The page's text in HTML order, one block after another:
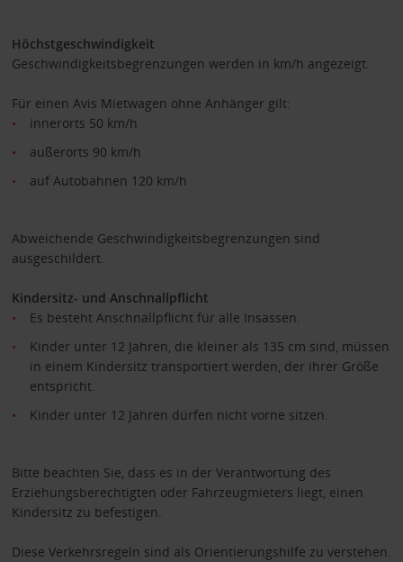
Höchstgeschwindigkeit
Geschwindigkeitsbegrenzungen werden in km/h angezeigt.
Für einen Avis Mietwagen ohne Anhänger gilt:
innerorts 50 km/h
außerorts 90 km/h
auf Autobahnen 120 km/h
Abweichende Geschwindigkeitsbegrenzungen sind
ausgeschildert.
Kindersitz- und Anschnallpflicht
Es besteht Anschnallpflicht für alle Insassen.
Kinder unter 12 Jahren, die kleiner als 135 cm sind, müssen
in einem Kindersitz transportiert werden, der ihrer Größe
entspricht.
Kinder unter 12 Jahren dürfen nicht vorne sitzen.
Bitte beachten Sie, dass es in der Verantwortung des
Erziehungsberechtigten oder Fahrzeugmieters liegt, einen
Kindersitz zu befestigen.
Diese Verkehrsregeln sind als Orientierungshilfe zu verstehen.